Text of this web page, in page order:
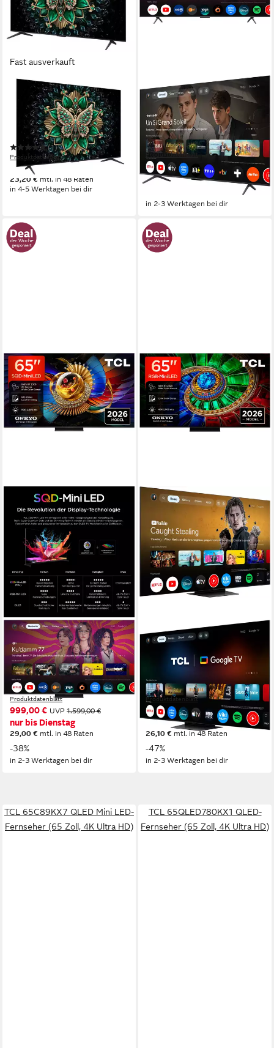
Fast ausverkauft
65C6K Mini-LED-Fernseher
165 cm/65 Zoll Diagonale
LED Bildschirmtechnologie
4K Ultra HD Auflösung
(1)
Produktdatenblatt
799,00 €
23,20 € mtl. in 48 Raten
in 4-5 Werktagen bei dir
TCL
65T8DXB Mini-LED-
Fernseher
164 cm/65 Zoll Diagonale
Mini LED Bildschirmtechnologie
4K Ultra HD Auflösung
Produktdatenblatt
719,00 € UVP 999,00 €
20,87 €mtl. in 48 Raten
in 2-3 Werktagen bei dir
TCL
65Q7D ProX1 QLED Mini
LED-Fernseher
164 cm/65 Zoll Diagonale
QLED Mini LED
Bildschirmtechnologie
4K Ultra HD Auflösung
Produktdatenblatt
999,00 € UVP 1.599,00 €
nur bis Dienstag
29,00 € mtl. in 48 Raten
-38%
in 2-3 Werktagen bei dir
TCL
65RM7LX1 Mini-LED-
Fernseher
RGB Mini LED
Bildschirmtechnologie
4K Ultra HD Auflösung
Produktdatenblatt
899,00 € UVP 1.699,00 €
nur bis Dienstag
26,10 € mtl. in 48 Raten
-47%
in 2-3 Werktagen bei dir
TCL 65C89KX7 QLED Mini LED-
Fernseher (65 Zoll, 4K Ultra HD)
TCL 65QLED780KX1 QLED-
Fernseher (65 Zoll, 4K Ultra HD)